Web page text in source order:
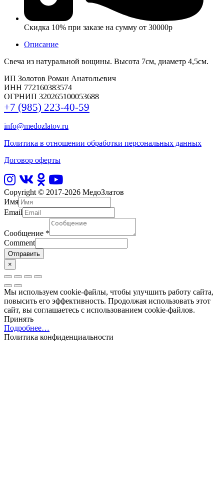
Скидка 10% при заказе на сумму от 30000р
Описание
Свеча из натуральной вощины. Высота 7см, диаметр 4,5см.
ИП Золотов Роман Анатольевич
ИНН 772160383574
ОГРНИП 320265100053688
+7 (985) 223-40-59
info@medozlatov.ru
Политика в отношении обработки персональных данных
Договор оферты
Copyright © 2017-2026 МедоЗлатов
Имя
Email
Сообщение *
Comment
Отправить
×
Мы используем cookie-файлы, чтобы улучшить работу сайта,
повысить его эффективность. Продолжая использовать этот
сайт, вы соглашаетесь с использованием cookie-файлов.
Принять
Подробнее…
Политика конфиденциальности